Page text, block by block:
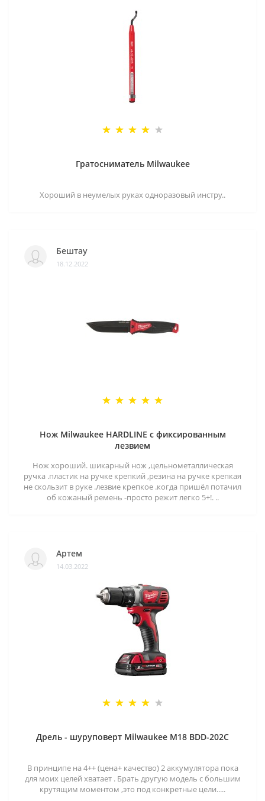
Гратосниматель Milwaukee
Хороший в неумелых руках одноразовый инстру..
Бештау
18.12.2022
Нож Milwaukee HARDLINE с фиксированным
лезвием
Нож хороший. шикарный нож ,цельнометаллическая
ручка .пластик на ручке крепкий ,резина на ручке крепкая
не скользит в руке .лезвие крепкое .когда пришёл потачил
об кожаный ремень -просто режит легко 5+!. ..
Артем
14.03.2022
Дрель - шуруповерт Milwaukee M18 BDD-202C
В принципе на 4++ (цена+ качество) 2 аккумулятора пока
для моих целей хватает . Брать другую модель с большим
крутящим моментом ,это под конкретные цели.....